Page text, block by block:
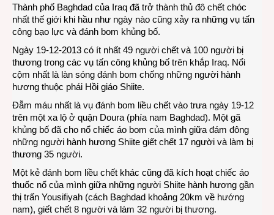
Thành phố Baghdad của Iraq đã trở thành thủ đô chết chóc
nhất thế giới khi hầu như ngày nào cũng xảy ra những vụ tấn
công bạo lực và đánh bom khủng bố.
Ngày 19-12-2013 có ít nhất 49 người chết và 100 người bị
thương trong các vụ tấn công khủng bố trên khắp Iraq. Nổi
cộm nhất là làn sóng đánh bom chống những người hành
hương thuộc phái Hồi giáo Shiite.
Đẫm máu nhất là vụ đánh bom liều chết vào trưa ngày 19-12
trên một xa lộ ở quận Doura (phía nam Baghdad). Một gã
khủng bố đã cho nổ chiếc áo bom của mình giữa đám đông
những người hành hương Shiite giết chết 17 người và làm bị
thương 35 người.
Một kẻ đánh bom liều chết khác cũng đã kích hoạt chiếc áo
thuốc nổ của mình giữa những người Shiite hành hương gần
thị trấn Yousifiyah (cách Baghdad khoảng 20km về hướng
nam), giết chết 8 người và làm 32 người bị thương.